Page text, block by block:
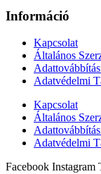
Információ
Kapcsolat
Általános
Adatvédelmi
Kapcsolat
Általános
Adatvédelmi
Facebook Instagram